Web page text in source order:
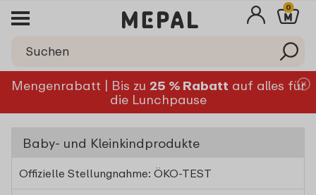
0
Mengenrabatt | Bis zu 25 % Rabatt auf alles für
die Lunchpause
Baby- und Kleinkindprodukte
Offizielle Stellungnahme: ÖKO-TEST